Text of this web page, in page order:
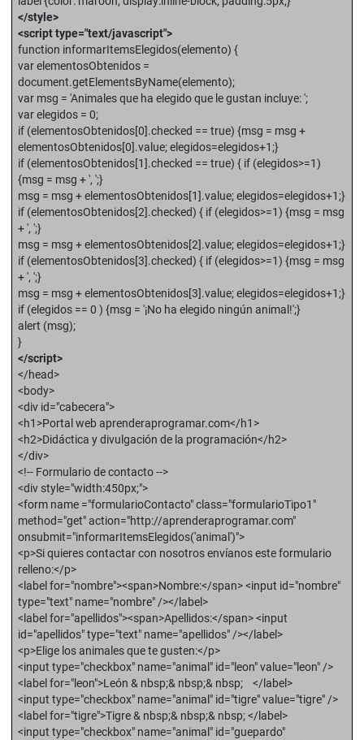
</style>
<script type="text/javascript">
function informarItemsElegidos(elemento) {
var elementosObtenidos =
document.getElementsByName(elemento);
var msg = 'Animales que ha elegido que le gustan incluye: ';
var elegidos = 0;
if (elementosObtenidos[0].checked == true) {msg = msg +
elementosObtenidos[0].value; elegidos=elegidos+1;}
if (elementosObtenidos[1].checked == true) { if (elegidos>=1)
{msg = msg + ', ';}
msg = msg + elementosObtenidos[1].value; elegidos=elegidos+1;}
if (elementosObtenidos[2].checked) { if (elegidos>=1) {msg = msg
+ ', ';}
msg = msg + elementosObtenidos[2].value; elegidos=elegidos+1;}
if (elementosObtenidos[3].checked) { if (elegidos>=1) {msg = msg
+ ', ';}
msg = msg + elementosObtenidos[3].value; elegidos=elegidos+1;}
if (elegidos == 0 ) {msg = '¡No ha elegido ningún animal!';}
alert (msg);
}
</script>
</head>
<body>
<div id="cabecera">
<h1>Portal web aprenderaprogramar.com</h1>
<h2>Didáctica y divulgación de la programación</h2>
</div>
<!-- Formulario de contacto -->
<div style="width:450px;">
<form name ="formularioContacto" class="formularioTipo1"
method="get" action="http://aprenderaprogramar.com"
onsubmit="informarItemsElegidos('animal')">
<p>Si quieres contactar con nosotros envíanos este formulario
relleno:</p>
<label for="nombre"><span>Nombre:</span> <input id="nombre"
type="text" name="nombre" /></label>
<label for="apellidos"><span>Apellidos:</span> <input
id="apellidos" type="text" name="apellidos" /></label>
<p>Elige los animales que te gusten:</p>
<input type="checkbox" name="animal" id="leon" value="leon" />
<label for="leon">León & nbsp;& nbsp;& nbsp; </label>
<input type="checkbox" name="animal" id="tigre" value="tigre" />
<label for="tigre">Tigre & nbsp;& nbsp;& nbsp; </label>
<input type="checkbox" name="animal" id="guepardo"